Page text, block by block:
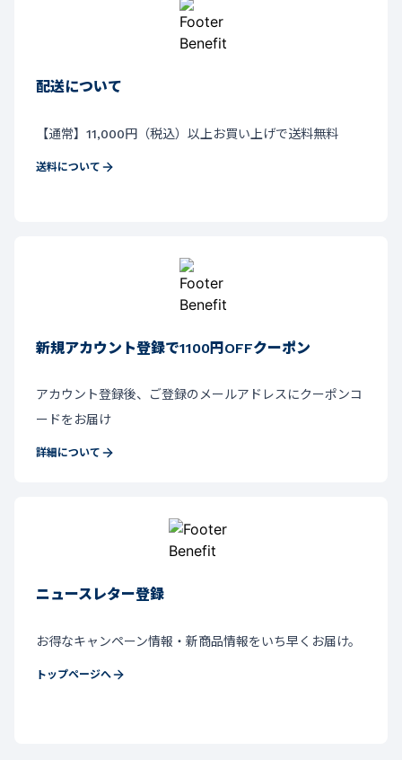
配送について
【通常】11,000円（税込）以上お買い上げで送料無料
送料について
新規アカウント登録で1100円OFFクーポン
アカウント登録後、ご登録のメールアドレスにクーポンコ
ードをお届け
詳細について
ニュースレター登録
お得なキャンペーン情報・新商品情報をいち早くお届け。
トップページへ